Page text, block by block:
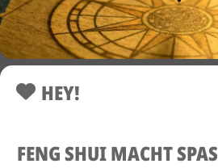
HEY!
FENG SHUI MACHT SPASS